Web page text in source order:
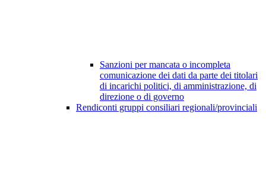
Sanzioni per mancata o incompleta
comunicazione dei dati da parte dei titolari
di incarichi politici, di amministrazione, di
direzione o di governo
Rendiconti gruppi consiliari regionali/provinciali